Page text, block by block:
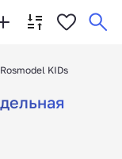
KIDs